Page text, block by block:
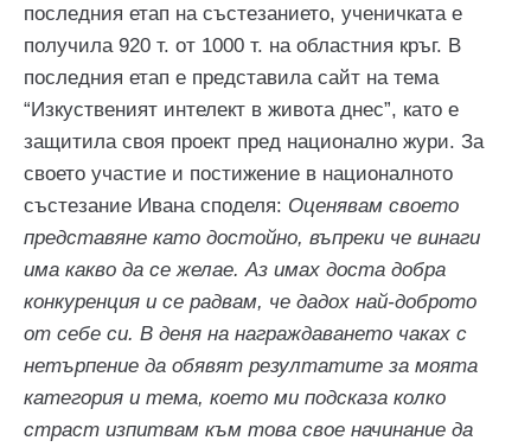
последния етап на състезанието, ученичката е
получила 920 т. от 1000 т. на областния кръг. В
последния етап е представила сайт на тема
“Изкуственият интелект в живота днес”, като е
защитила своя проект пред национално жури. За
своето участие и постижение в националното
състезание Ивана споделя: Оценявам своето
представяне като достойно, въпреки че винаги
има какво да се желае. Аз имах доста добра
конкуренция и се радвам, че дадох най-доброто
от себе си. В деня на награждаването чаках с
нетърпение да обявят резултатите за моята
категория и тема, което ми подсказа колко
страст изпитвам към това свое начинание да